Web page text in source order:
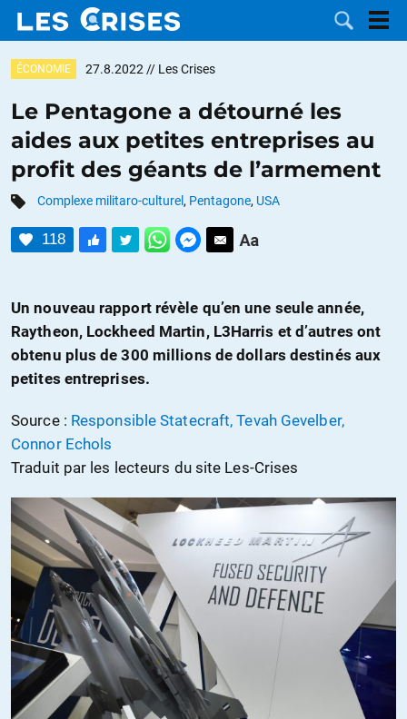
DOSSIERS
CATÉGORIES
MOTS CLÉS
CONTACTER
FAIRE UN
DON
ÉCONOMIE 27.8.2022 // Les Crises
Le Pentagone a détourné les
aides aux petites entreprises au
profit des géants de l’armement
Complexe militaro-culturel , Pentagone, USA
118
Un nouveau rapport révèle qu’en une seule année,
Raytheon, Lockheed Martin, L3Harris et d’autres ont
obtenu plus de 300 millions de dollars destinés aux
petites entreprises.
Source : Responsible Statecraft, Tevah Gevelber,
Connor Echols
Traduit par les lecteurs du site Les-Crises